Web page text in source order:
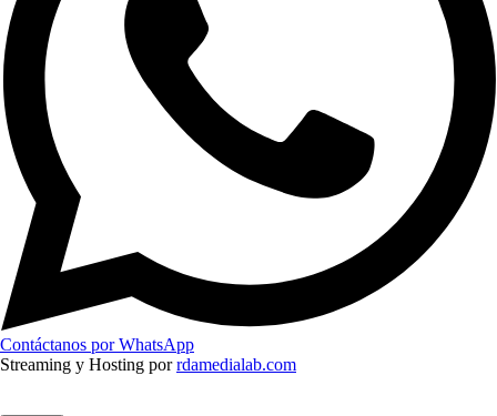
Contáctanos por WhatsApp
Streaming y Hosting porrdamedialab.com